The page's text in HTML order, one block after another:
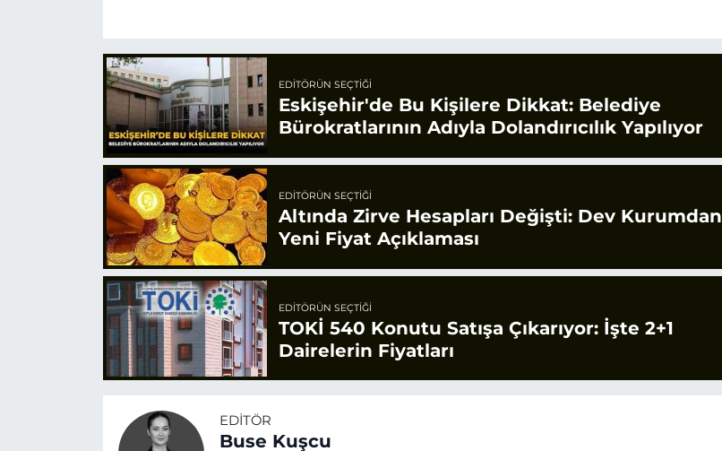
EDITÖRÜN SEÇTIĞI
Eskişehir'de Bu Kişilere Dikkat: Belediye
Bürokratlarının Adıyla Dolandırıcılık Yapılıyor
EDITÖRÜN SEÇTIĞI
Altında Zirve Hesapları Değişti: Dev Kurumdan
Yeni Fiyat Açıklaması
EDITÖRÜN SEÇTIĞI
TOKİ 540 Konutu Satışa Çıkarıyor: İşte 2+1
Dairelerin Fiyatları
EDITÖR
Buse Kuşcu